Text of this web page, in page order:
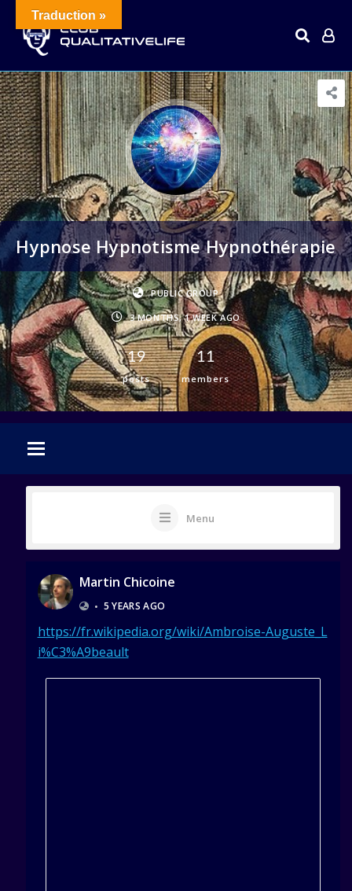
Hypnose Hypnotisme Hypnothérapie
PUBLIC GROUP
3 MONTHS, 1 WEEK AGO
19
posts
11
members
Menu
Martin Chicoine
• 5 YEARS AGO
https://fr.wikipedia.org/wiki/Ambroise-Auguste_L
i%C3%A9beault
Traduction »